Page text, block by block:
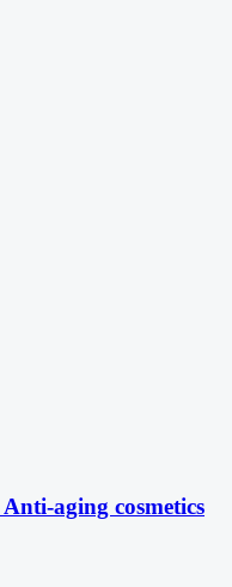
aging cosmetics